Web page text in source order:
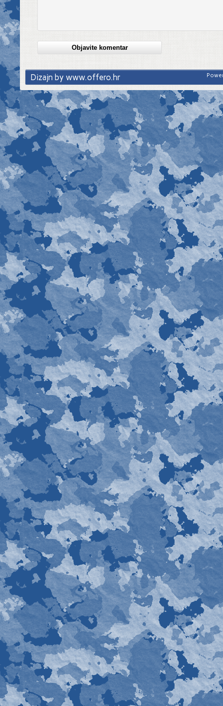
Dizajn by www.offero.hr